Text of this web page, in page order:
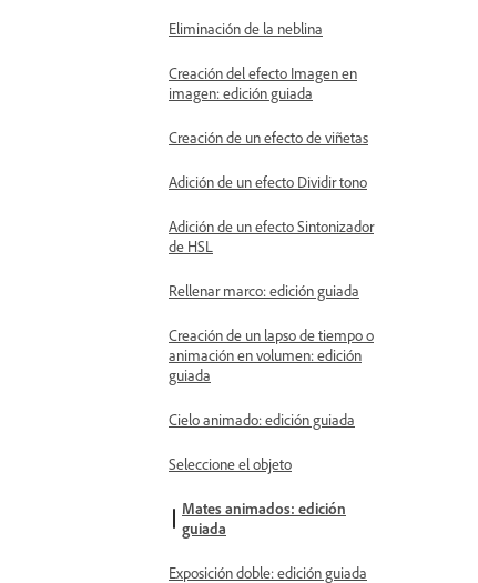
Eliminación de la neblina
Creación del efecto Imagen en
imagen: edición guiada
Creación de un efecto de viñetas
Adición de un efecto Dividir tono
Adición de un efecto Sintonizador
de HSL
Rellenar marco: edición guiada
Creación de un lapso de tiempo o
animación en volumen: edición
guiada
Cielo animado: edición guiada
Seleccione el objeto
Mates animados: edición
guiada
Exposición doble: edición guiada